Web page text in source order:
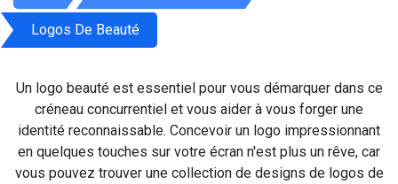
Logos De Beauté
Un logo beauté est essentiel pour vous démarquer dans ce
créneau concurrentiel et vous aider à vous forger une
identité reconnaissable. Concevoir un logo impressionnant
en quelques touches sur votre écran n'est plus un rêve, car
vous pouvez trouver une collection de designs de logos de